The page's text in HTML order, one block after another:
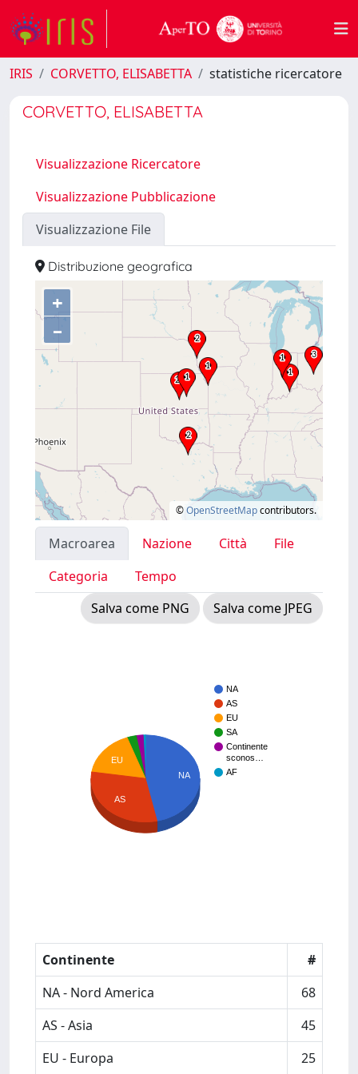
IRIS CORVETTO, ELISABETTA statistiche ricercatore
CORVETTO, ELISABETTA
Visualizzazione Ricercatore
Visualizzazione Pubblicazione
Visualizzazione File
Distribuzione geografica
+
–
©OpenStreetMapcontributors.
Macroarea Nazione Città
File
Categoria
Tempo
Salva come PNG
Salva come JPEG
NA
AS
EU
SA
Continente
sconos…
AF
NA
EU
AS
Continente
#
NA - Nord America
68
AS - Asia
45
EU - Europa
25